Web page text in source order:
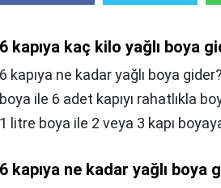
6 kapıya kaç kilo yağlı boya
6 kapıya ne kadar yağlı boya
boya ile 6 adet kapıyı rahatlıkla
1 litre boya ile 2 veya 3 kapı
6 kapıya ne kadar yağlı boya